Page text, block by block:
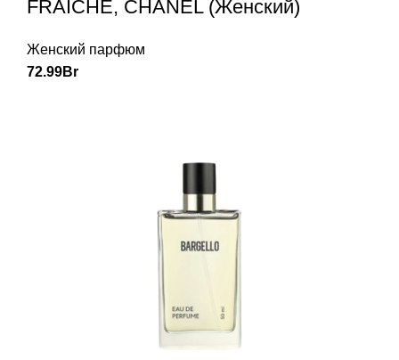
FRAICHE, CHANEL (Женский)
Женский парфюм
72.99Br